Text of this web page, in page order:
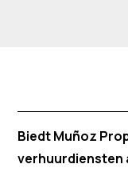
Biedt Muñoz
verhuurdiensten